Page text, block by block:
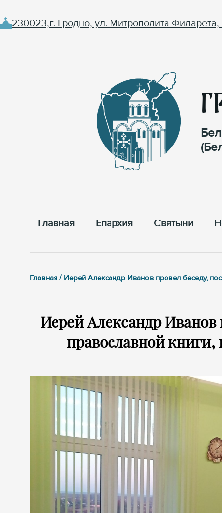
230023,г. Гродно, ул. Митрополита Филарета,
Главная Епархия Cвятыни
Главная / Иерей Александр Иванов провел беседу,
Иерей Александр
православной книги,